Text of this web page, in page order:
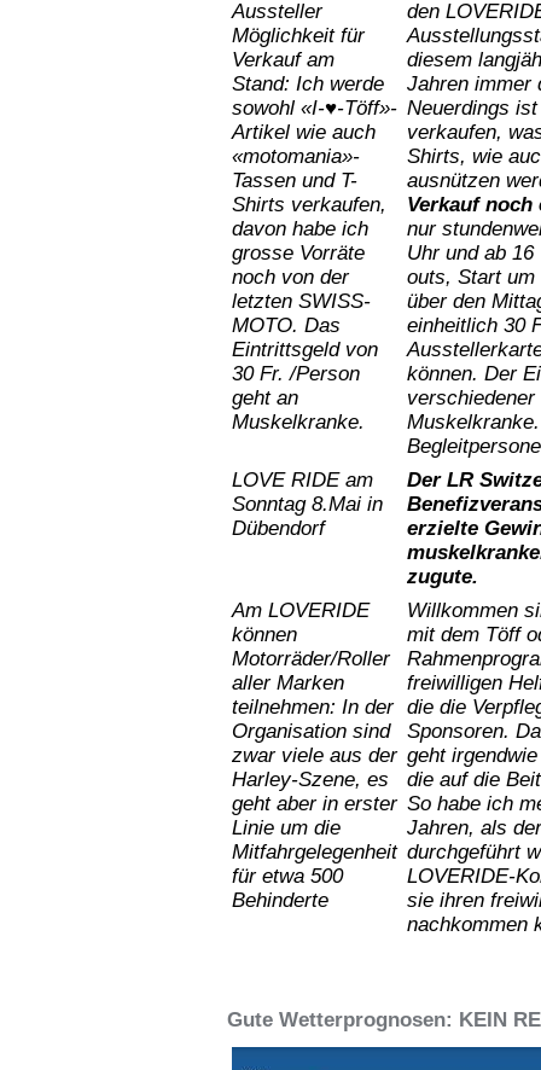
Aussteller
Möglichkeit für
Verkauf am
Stand: Ich werde
sowohl «I-♥-Töff»-
Artikel wie auch
«motomania»-
Tassen und T-
Shirts verkaufen,
davon habe ich
grosse Vorräte
noch von der
letzten SWISS-
MOTO. Das
Eintrittsgeld von
30 Fr. /Person
geht an
Muskelkranke.
den
diesem
Jahren immer
Neuerdings
verkaufen,
Shirts, wie
ausnützen
Verkauf
nur
Uhr und ab
outs, Start
über den
einheitlich 30
können. Der
LOVE RIDE am
Sonntag 8.Mai in
Dübendorf
Der LR
erzielte
zugute.
Am LOVERIDE
können
Motorräder/Roller
aller Marken
teilnehmen: In der
Organisation sind
zwar viele aus der
Harley-Szene, es
geht aber in erster
Linie um die
Mitfahrgelegenheit
für etwa 500
Behinderte
Willkommen
mit dem Töff
freiwilligen
die die
Sponsoren.
geht
die auf die
So habe ich
Jahren, als
durchgeführt
LOVERIDE-
sie ihren
nachkommen
Gute Wetterprognosen: KEIN